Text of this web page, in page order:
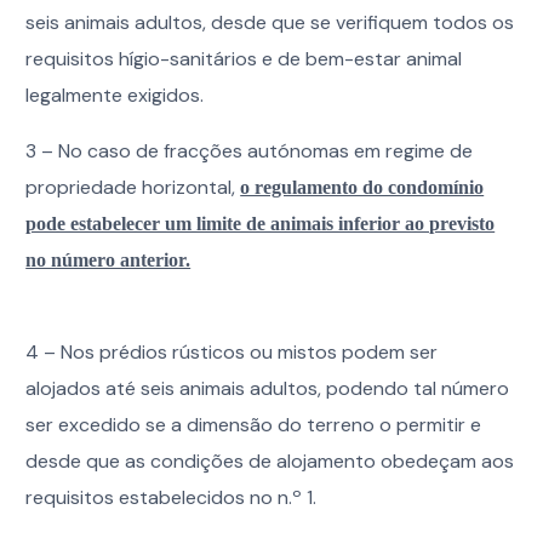
seis animais adultos, desde que se verifiquem todos os
requisitos hígio-sanitários e de bem-estar animal
legalmente exigidos.
3 – No caso de fracções autónomas em regime de
propriedade horizontal,o regulamento do condomínio
pode estabelecer um limite de animais inferior ao previsto
no número anterior.
4 – Nos prédios rústicos ou mistos podem ser
alojados até seis animais adultos, podendo tal número
ser excedido se a dimensão do terreno o permitir e
desde que as condições de alojamento obedeçam aos
requisitos estabelecidos no n.º 1.